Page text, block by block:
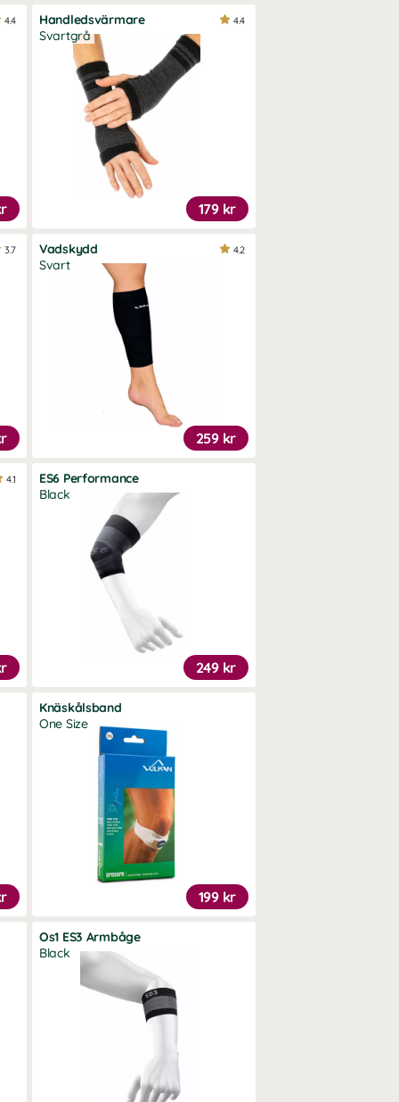
4.4
Handledsvärmare
Svartgrå
179 kr
4.4
3.7
Vadskydd
Svart
259 kr
4.2
4.1
ES6 Performance
Black
249 kr
Knäskålsband
One Size
199 kr
Os1 ES3 Armbåge
Black